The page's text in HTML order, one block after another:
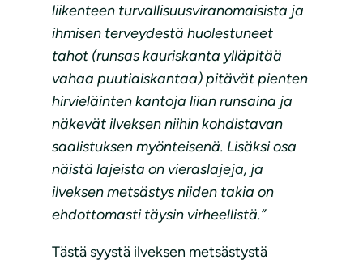
liikenteen turvallisuusviranomaisista ja
ihmisen terveydestä huolestuneet
tahot (runsas kauriskanta ylläpitää
vahaa puutiaiskantaa) pitävät pienten
hirvieläinten kantoja liian runsaina ja
näkevät ilveksen niihin kohdistavan
saalistuksen myönteisenä. Lisäksi osa
näistä lajeista on vieraslajeja, ja
ilveksen metsästys niiden takia on
ehdottomasti täysin virheellistä.”
Tästä syystä ilveksen metsästystä